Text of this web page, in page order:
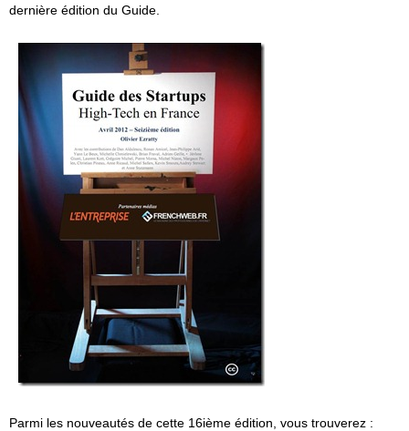
dernière édition du Guide.
Parmi les nouveautés de cette 16ième édition, vous trouverez :